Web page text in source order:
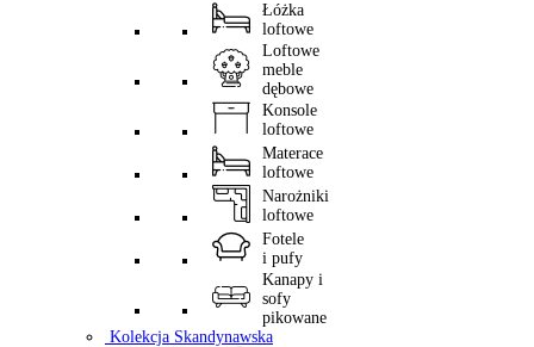
Łóżka
loftowe
Loftowe
meble
dębowe
Konsole
loftowe
Materace
loftowe
Narożniki
loftowe
Fotele
i pufy
Kanapy i
sofy
pikowane
Kolekcja Skandynawska